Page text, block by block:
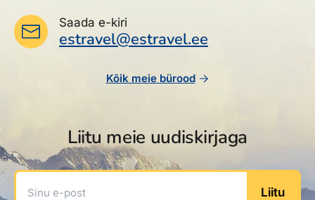
Saada e-kiri
estravel@estravel.ee
Kõik meie bürood
Liitu meie uudiskirjaga
Sinu e-post
Liitu